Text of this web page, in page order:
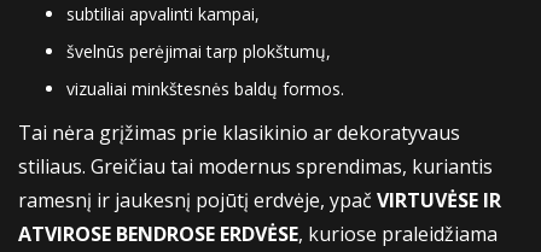
subtiliai apvalinti kampai,
švelnūs perėjimai tarp plokštumų,
vizualiai minkštesnės baldų formos.
Tai nėra grįžimas prie klasikinio ar dekoratyvaus
stiliaus. Greičiau tai modernus sprendimas, kuriantis
ramesnį ir jaukesnį pojūtį erdvėje, ypač VIRTUVĖSE IR
ATVIROSE BENDROSE ERDVĖSE, kuriose praleidžiama